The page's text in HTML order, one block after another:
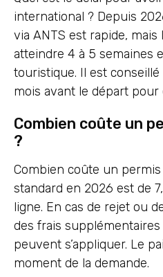
international ? Depuis
via ANTS est rapide,
atteindre 4 à 5 semaines
touristique. Il est
mois avant le départ
Combien coûte un
?
Combien coûte un
standard en 2026 est de
ligne. En cas de rejet ou
des frais supplémentaires
peuvent s’appliquer. Le
moment de la demande.